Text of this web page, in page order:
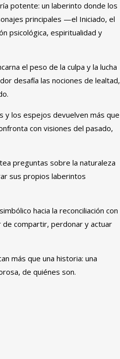
potente: un laberinto donde los
principales —el Iniciado, el
psicológica, espiritualidad y
el peso de la culpa y la lucha
desafía las nociones de lealtad,
y los espejos devuelven más que
con visiones del pasado,
preguntas sobre la naturaleza
sus propios laberintos
hacia la reconciliación con
de compartir, perdonar y actuar
más que una historia: una
de quiénes son.